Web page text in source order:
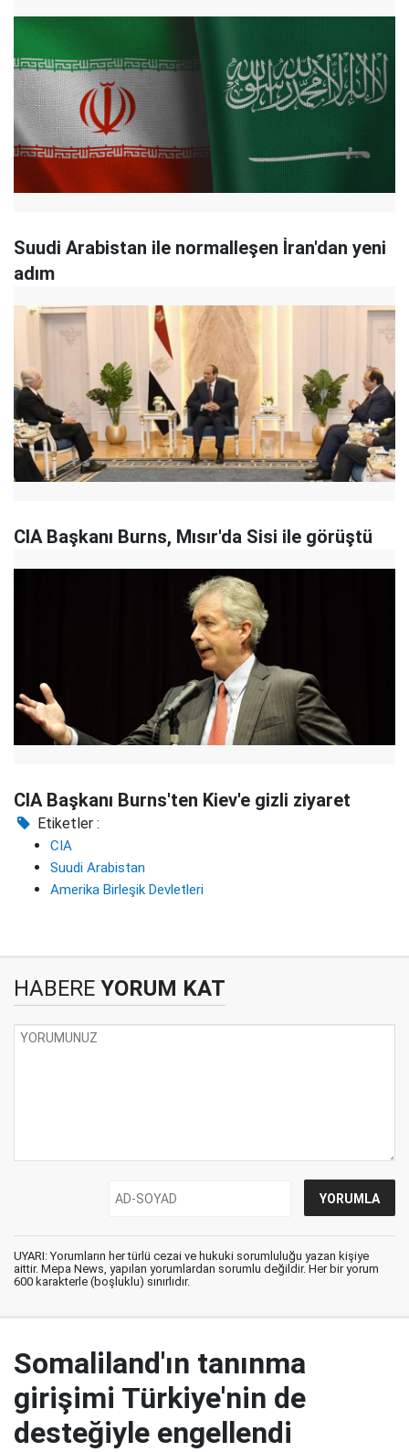
Suudi Arabistan ile normalleşen İran'dan yeni
adım
CIA Başkanı Burns, Mısır'da Sisi ile görüştü
CIA Başkanı Burns'ten Kiev'e gizli ziyaret
Etiketler :
CIA
Suudi Arabistan
Amerika Birleşik Devletleri
HABERE YORUM KAT
UYARI: Yorumların her türlü cezai ve hukuki sorumluluğu yazan kişiye
aittir. Mepa News, yapılan yorumlardan sorumlu değildir. Her bir yorum
600 karakterle (boşluklu) sınırlıdır.
Somaliland'ın tanınma
girişimi Türkiye'nin de
desteğiyle engellendi